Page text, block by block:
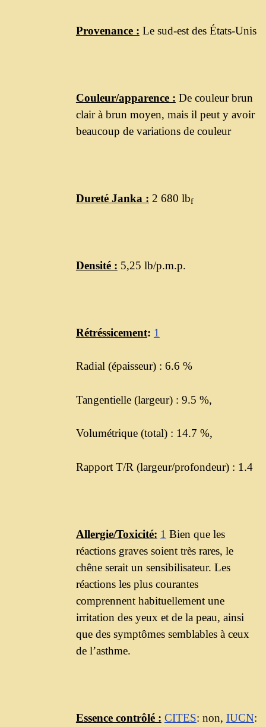
Provenance : Le sud-est des États-Unis
Couleur/apparence : De couleur brun
clair à brun moyen, mais il peut y avoir
beaucoup de variations de couleur
Dureté Janka : 2 680 lbf
Densité : 5,25 lb/p.m.p.
Rétréssicement: 1
Radial (épaisseur) : 6.6 %
Tangentielle (largeur) : 9.5 %,
Volumétrique (total) : 14.7 %,
Rapport T/R (largeur/profondeur) : 1.4
Allergie/Toxicité: 1 Bien que les
réactions graves soient très rares, le
chêne serait un sensibilisateur. Les
réactions les plus courantes
comprennent habituellement une
irritation des yeux et de la peau, ainsi
que des symptômes semblables à ceux
de l’asthme.
Essence contrôlé : CITES: non, IUCN: